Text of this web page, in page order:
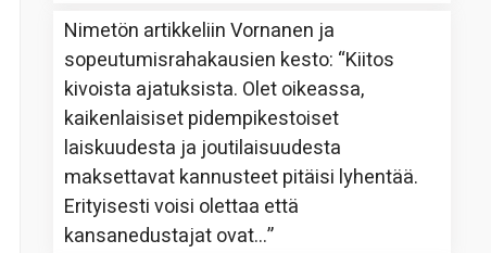
Nimetön artikkeliinVornanen ja
sopeutumisrahakausien kesto: “Kiitos
kivoista ajatuksista. Olet oikeassa,
kaikenlaisiset pidempikestoiset
laiskuudesta ja joutilaisuudesta
maksettavat kannusteet pitäisi lyhentää.
Erityisesti voisi olettaa että
kansanedustajat ovat…”